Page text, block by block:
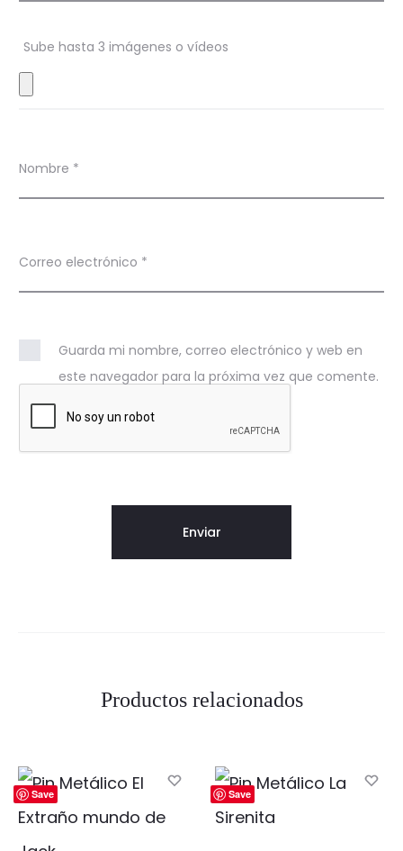
e
s
Sube hasta 3 imágenes o vídeos
Nombre *
Correo electrónico *
Guarda mi nombre, correo electrónico y web en
este navegador para la próxima vez que comente.
Productos relacionados
Save Save